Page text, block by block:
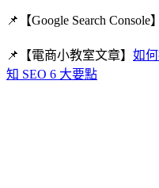
📌【Google Search Console】
📌【電商小教室文章】 如
知 SEO 6 大要點